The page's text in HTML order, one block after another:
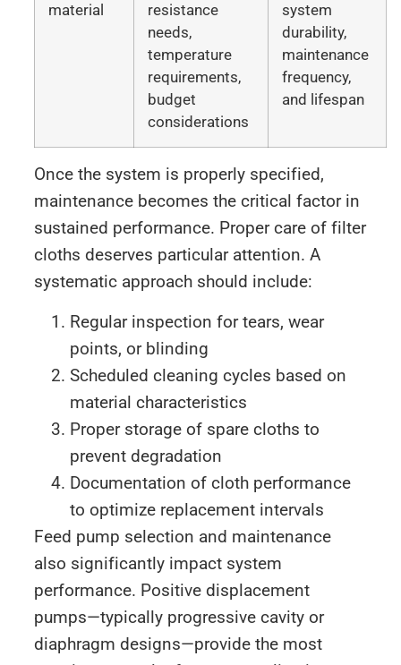
material
resistance
needs,
temperature
requirements,
budget
considerations
system
durability,
maintenance
frequency,
and lifespan
Once the system is properly specified,
maintenance becomes the critical factor in
sustained performance. Proper care of filter
cloths deserves particular attention. A
systematic approach should include:
Regular inspection for tears, wear
points, or blinding
Scheduled cleaning cycles based on
material characteristics
Proper storage of spare cloths to
prevent degradation
Documentation of cloth performance
to optimize replacement intervals
Feed pump selection and maintenance
also significantly impact system
performance. Positive displacement
pumps—typically progressive cavity or
diaphragm designs—provide the most